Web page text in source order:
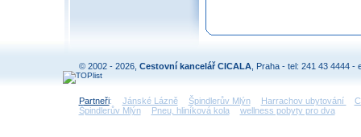
© 2002 - 2026, Cestovní kancelář CICALA , Praha - tel: 241 43 4444 -
Partneři: Jánské Lázně Špindlerův Mlýn Harrachov ubytování
Špindlerův Mlýn
Pneu, hliníková kola wellness pobyty pro dva